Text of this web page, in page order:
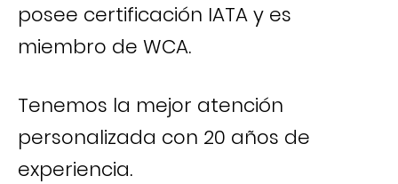
posee certificación IATA y es
miembro de WCA.
Tenemos la mejor atención
personalizada con 20 años de
experiencia.